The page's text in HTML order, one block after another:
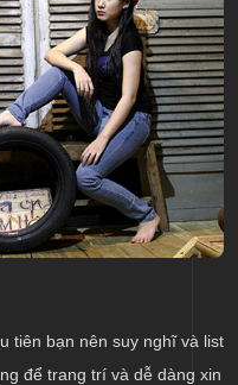
tiên bạn nên suy nghĩ và list
để trang trí và dễ dàng xin